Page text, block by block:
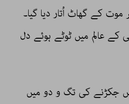
موت کے گھاٹ اُتار دیا گیا۔
کے عالم میں ٹوٹے ہوئے دل
جکڑنے کی تگ و دو میں